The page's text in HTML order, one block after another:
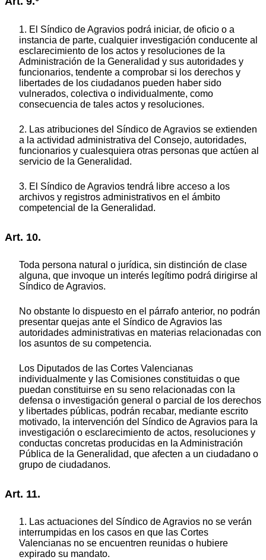
1. El Síndico de Agravios podrá iniciar, de oficio o a
instancia de parte, cualquier investigación conducente al
esclarecimiento de los actos y resoluciones de la
Administración de la Generalidad y sus autoridades y
funcionarios, tendente a comprobar si los derechos y
libertades de los ciudadanos pueden haber sido
vulnerados, colectiva o individualmente, como
consecuencia de tales actos y resoluciones.
2. Las atribuciones del Síndico de Agravios se extienden
a la actividad administrativa del Consejo, autoridades,
funcionarios y cualesquiera otras personas que actúen al
servicio de la Generalidad.
3. El Síndico de Agravios tendrá libre acceso a los
archivos y registros administrativos en el ámbito
competencial de la Generalidad.
Art. 10.
Toda persona natural o jurídica, sin distinción de clase
alguna, que invoque un interés legítimo podrá dirigirse al
Síndico de Agravios.
No obstante lo dispuesto en el párrafo anterior, no podrán
presentar quejas ante el Síndico de Agravios las
autoridades administrativas en materias relacionadas con
los asuntos de su competencia.
Los Diputados de las Cortes Valencianas
individualmente y las Comisiones constituidas o que
puedan constituirse en su seno relacionadas con la
defensa o investigación general o parcial de los derechos
y libertades públicas, podrán recabar, mediante escrito
motivado, la intervención del Síndico de Agravios para la
investigación o esclarecimiento de actos, resoluciones y
conductas concretas producidas en la Administración
Pública de la Generalidad, que afecten a un ciudadano o
grupo de ciudadanos.
Art. 11.
1. Las actuaciones del Síndico de Agravios no se verán
interrumpidas en los casos en que las Cortes
Valencianas no se encuentren reunidas o hubiere
expirado su mandato.